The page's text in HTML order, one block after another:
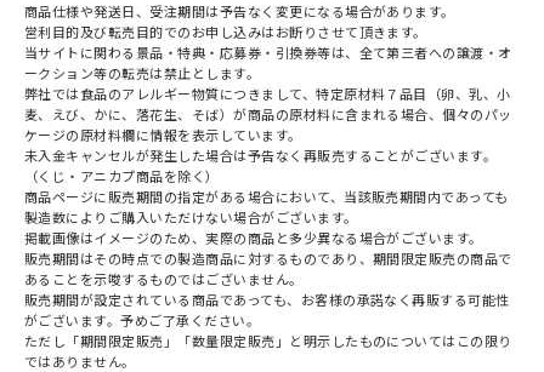
商品仕様や発送日、受注期間は予告なく変更になる場合があります。
営利目的及び転売目的でのお申し込みはお断りさせて頂きます。
当サイトに関わる景品・特典・応募券・引換券等は、全て第三者への譲渡・オ
ークション等の転売は禁止とします。
弊社では食品のアレルギー物質につきまして、特定原材料７品目（卵、乳、小
麦、えび、かに、落花生、そば）が商品の原材料に含まれる場合、個々のパッ
ケージの原材料欄に情報を表示しています。
未入金キャンセルが発生した場合は予告なく再販売することがございます。
（くじ・アニカプ商品を除く）
商品ページに販売期間の指定がある場合において、当該販売期間内であっても
製造数によりご購入いただけない場合がございます。
掲載画像はイメージのため、実際の商品と多少異なる場合がございます。
販売期間はその時点での製造商品に対するものであり、期間限定販売の商品で
あることを示唆するものではございません。
販売期間が設定されている商品であっても、お客様の承諾なく再販する可能性
がございます。予めご了承ください。
ただし「期間限定販売」「数量限定販売」と明示したものについてはこの限り
ではありません。